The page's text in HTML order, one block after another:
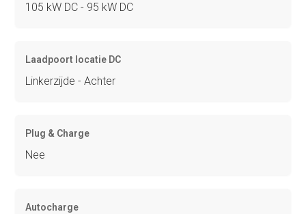
105 kW DC - 95 kW DC
Laadpoort locatie DC
Linkerzijde - Achter
Plug & Charge
Nee
Autocharge